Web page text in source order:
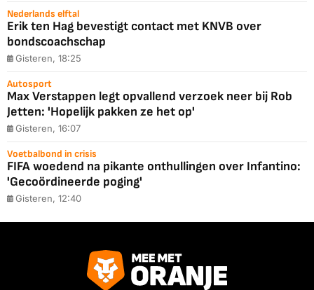
Nederlands elftal
Erik ten Hag bevestigt contact met KNVB over
bondscoachschap
Gisteren, 18:25
Autosport
Max Verstappen legt opvallend verzoek neer bij Rob
Jetten: 'Hopelijk pakken ze het op'
Gisteren, 16:07
Voetbalbond in crisis
FIFA woedend na pikante onthullingen over Infantino:
'Gecoördineerde poging'
Gisteren, 12:40